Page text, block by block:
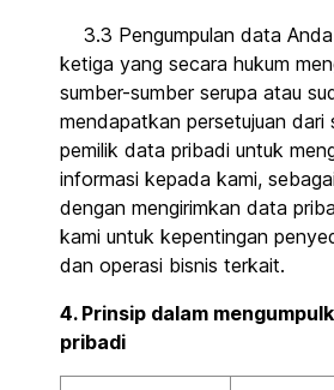
3.3 Pengumpulan data
ketiga yang secara hukum
sumber-sumber serupa atau
mendapatkan persetujuan dari
pemilik data pribadi untuk
informasi kepada kami,
dengan mengirimkan data
kami untuk kepentingan
dan operasi bisnis terkait.
4. Prinsip dalam
pribadi